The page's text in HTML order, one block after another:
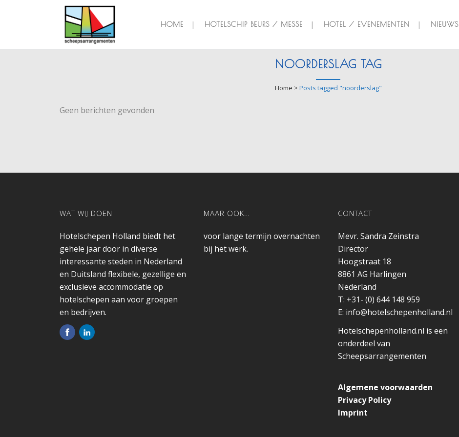
HOME HOTELSCHIP BEURS / MESSE HOTEL / EVENEMENTEN NIEUWS
NOORDERSLAG TAG
Home > Posts tagged "noorderslag"
Geen berichten gevonden
WAT WIJ DOEN
Hotelschepen Holland biedt het
gehele jaar door in diverse
interessante steden in Nederland
en Duitsland flexibele, gezellige en
exclusieve accommodatie op
hotelschepen aan voor groepen
en bedrijven.
MAAR OOK…
voor lange termijn overnachten
bij het werk.
CONTACT
Mevr. Sandra Zeinstra
Director
Hoogstraat 18
8861 AG Harlingen
Nederland
T: +31- (0) 644 148 959
E: info@hotelschepenholland.nl
Hotelschepenholland.nl is een
onderdeel van
Scheepsarrangementen
Algemene voorwaarden
Privacy Policy
Imprint